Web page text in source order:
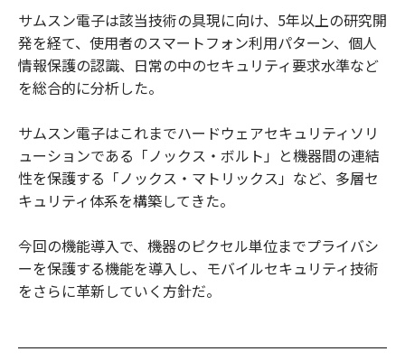
サムスン電子は該当技術の具現に向け、5年以上の研究開
発を経て、使用者のスマートフォン利用パターン、個人
情報保護の認識、日常の中のセキュリティ要求水準など
を総合的に分析した。
サムスン電子はこれまでハードウェアセキュリティソリ
ューションである「ノックス・ボルト」と機器間の連結
性を保護する「ノックス・マトリックス」など、多層セ
キュリティ体系を構築してきた。
今回の機能導入で、機器のピクセル単位までプライバシ
ーを保護する機能を導入し、モバイルセキュリティ技術
をさらに革新していく方針だ。